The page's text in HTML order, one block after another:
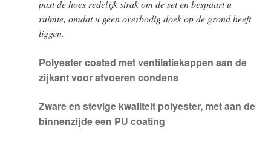
past de hoes redelijk strak om de set en bespaart u
ruimte, omdat u geen overbodig doek op de grond heeft
liggen.
Polyester coated met ventilatiekappen aan de
zijkant voor afvoeren condens
Zware en stevige kwaliteit polyester, met aan de
binnenzijde een PU coating